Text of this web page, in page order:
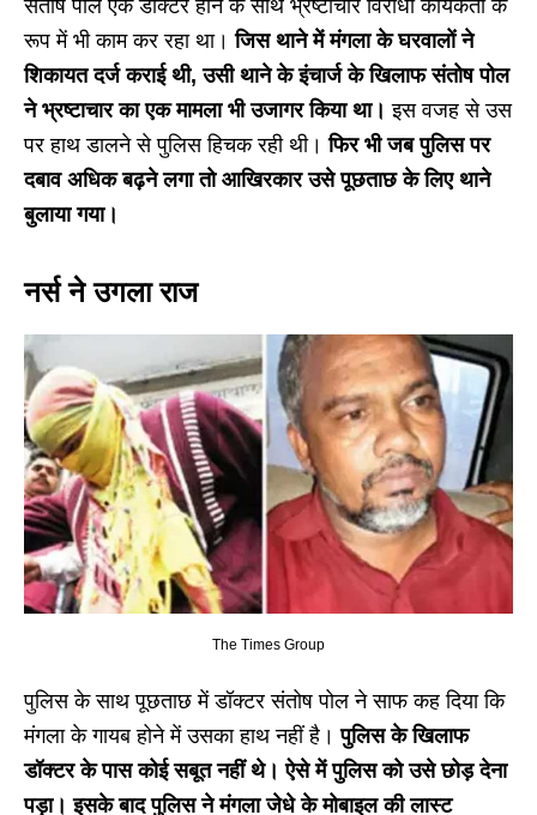
संतोष पोल एक डॉक्टर होने के साथ भ्रष्टाचार विरोधी कार्यकर्ता के
रूप में भी काम कर रहा था।जिस थाने में मंगला के घरवालों ने
शिकायत दर्ज कराई थी, उसी थाने के इंचार्ज के खिलाफ संतोष पोल
ने भ्रष्टाचार का एक मामला भी उजागर किया था।इस वजह से उस
पर हाथ डालने से पुलिस हिचक रही थी।फिर भी जब पुलिस पर
दबाव अधिक बढ़ने लगा तो आखिरकार उसे पूछताछ के लिए थाने
बुलाया गया।
नर्स ने उगला राज
The Times Group
पुलिस के साथ पूछताछ में डॉक्टर संतोष पोल ने साफ कह दिया कि
मंगला के गायब होने में उसका हाथ नहीं है।पुलिस के खिलाफ
डॉक्टर के पास कोई सबूत नहीं थे। ऐसे में पुलिस को उसे छोड़ देना
पड़ा। इसके बाद पुलिस ने मंगला जेधे के मोबाइल की लास्ट